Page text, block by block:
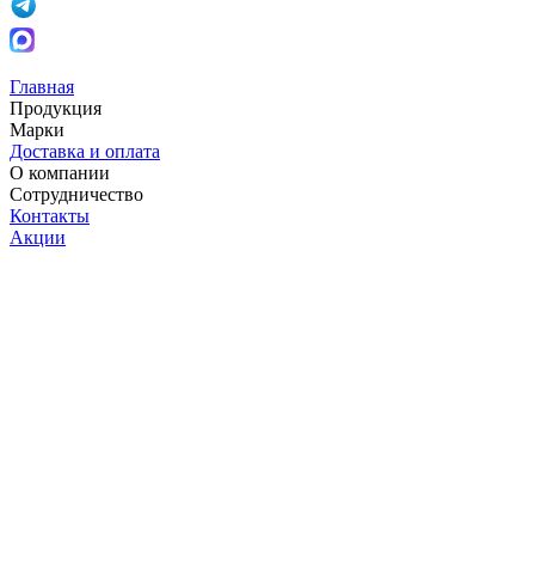
Главная
Продукция
Марки
Доставка и оплата
О компании
Сотрудничество
Контакты
Акции